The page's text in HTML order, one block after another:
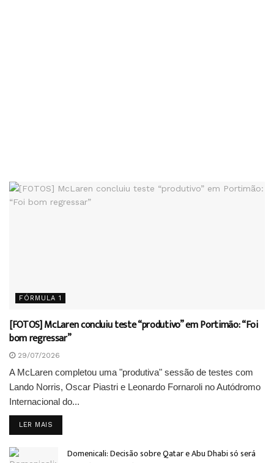
FÓRMULA 1
[FOTOS] McLaren concluiu teste “produtivo” em Portimão: “Foi
bom regressar”
29/07/2026
A McLaren completou uma "produtiva" sessão de testes com
Lando Norris, Oscar Piastri e Leonardo Fornaroli no Autódromo
Internacional do...
LER MAIS
Domenicali: Decisão sobre Qatar e Abu Dhabi só será